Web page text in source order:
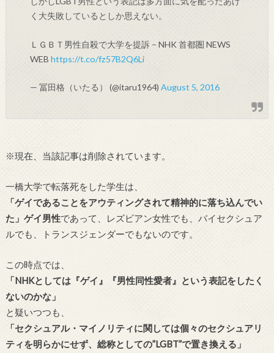
く大失敗しているとしか思えない。
ＬＧＢＴ男性自殺で大学を提訴 – NHK 首都圏 NEWS
WEBhttps://t.co/fz57B2Q6Li
— 冨田格（いたる） (@itaru1964)August 5, 2016
※現在、当該記事は削除されています。
一橋大学で転落死をした学生は、
「ゲイであることをアウティングされて精神的に落ち込んでい
た」ゲイ男性であって、レズビアン女性でも、バイセクシュア
ルでも、トランスジェンダーでもないのです。
この時点では、
「NHKとしては『ゲイ』『男性同性愛者』という表記をしたく
ないのかな」
と疑いつつも、
「セクシュアル・マイノリティに関しては個々のセクシュアリ
ティを明らかにせず、総称としての”LGBT”で置き換える」